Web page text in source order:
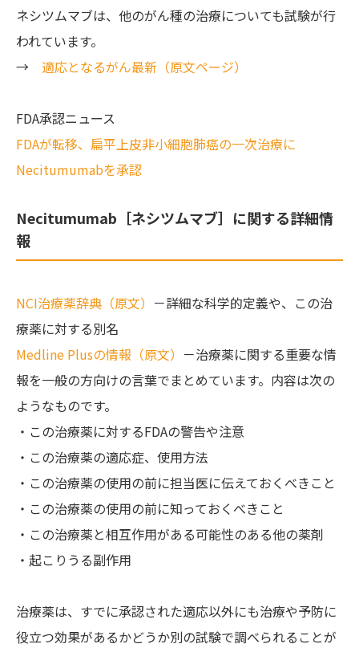
ネシツムマブは、他のがん種の治療についても試験が行
われています。
→ 適応となるがん最新（原文ページ）
FDA承認ニュース
FDAが転移、扁平上皮非小細胞肺癌の一次治療に
Necitumumabを承認
Necitumumab［ネシツムマブ］に関する詳細情
報
NCI治療薬辞典（原文） －詳細な科学的定義や、この治
療薬に対する別名
Medline Plusの情報（原文） －治療薬に関する重要な情
報を一般の方向けの言葉でまとめています。内容は次の
ようなものです。
・この治療薬に対するFDAの警告や注意
・この治療薬の適応症、使用方法
・この治療薬の使用の前に担当医に伝えておくべきこと
・この治療薬の使用の前に知っておくべきこと
・この治療薬と相互作用がある可能性のある他の薬剤
・起こりうる副作用
治療薬は、すでに承認された適応以外にも治療や予防に
役立つ効果があるかどうか別の試験で調べられることが